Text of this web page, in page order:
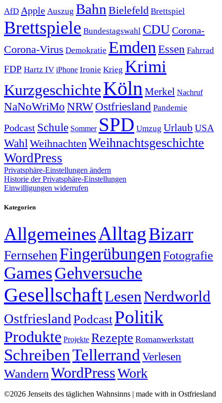
AfD Apple Auszug Bahn Bielefeld Brettspiel
Brettspiele Bundestagswahl CDUCorona-
Corona-Virus Demokratie Emden Essen Fahrrad
FDP Hartz IV iPhone Ironie Krieg Krimi
KurzgeschichteKöln Merkel Nachruf
NaNoWriMo NRWOstfriesland Pandemie
Podcast Schule Sommer SPD Umzug Urlaub USA
Wahl Weihnachten Weihnachtsgeschichte
WordPress
Privatsphäre-Einstellungen ändern
Historie der Privatsphäre-Einstellungen
Einwilligungen widerrufen
Kategorien
AllgemeinesAlltagBizarr
FernsehenFingerübungen Fotografie
GamesGehversuche
GesellschaftLesenNerdworld
OstfrieslandPodcastPolitik
Produkte Projekte Rezepte Romanwerkstatt
SchreibenTellerrand Verlesen
Wandern WordPressWork
©2026 Jenseits des täglichen Wahnsinns | made with in Ostfriesland